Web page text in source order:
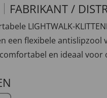
FABRIKANT /
LIGHTWALK-
een flexibele antislipzool
en ideaal voor